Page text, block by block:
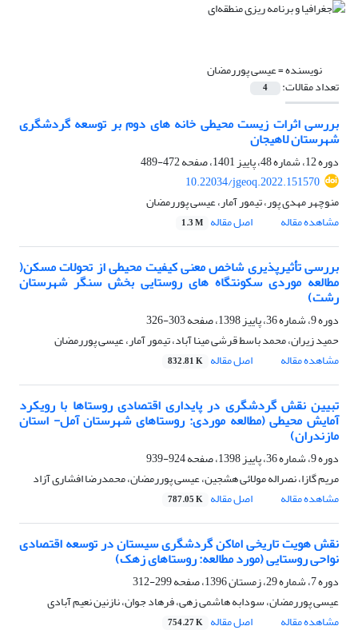
نویسنده =عیسی پوررمضان
تعداد مقالات: 4
بررسی اثرات زیست محیطی خانه های دوم بر توسعه گردشگری
شهرستان لاهیجان
دوره 12، شماره 48، پاییز 1401، صفحه
472-489
10.22034/jgeoq.2022.151570
منوچهر مهدی پور، تیمور آمار، عیسی پوررمضان
مشاهده مقاله
اصل مقاله 1.3 M
بررسی تأثیرپذیری شاخص معنی کیفیت محیطی از تحولات مسکن(
مطالعه موردی سکونتگاه های روستایی بخش سنگر شهرستان
رشت)
دوره 9، شماره 36، پاییز 1398، صفحه
303-326
حمید زیران، محمد باسط قرشی مینا آباد، تیمور آمار، عیسی پوررمضان
مشاهده مقاله
اصل مقاله 832.81 K
تبیین نقش گردشگری در پایداری اقتصادی روستاها با رویکرد
آمایش محیطی (مطالعه موردی: روستاهای شهرستان آمل- استان
مازندران)
دوره 9، شماره 36، پاییز 1398، صفحه
924-939
مریم گازا، نصراله مولائی هشجین، عیسی پوررمضان، محمدرضا افشاری آزاد
مشاهده مقاله
اصل مقاله 787.05 K
نقش هویت تاریخی اماکن گردشگری سیستان در توسعه اقتصادی
نواحی روستایی (مورد مطالعه: روستاهای زهک)
دوره 7، شماره 29، زمستان 1396، صفحه
299-312
عیسی پوررمضان، سودابه هاشمی زهی، فرهاد جوان، نازنین نعیم آبادی
مشاهده مقاله
اصل مقاله 754.27 K